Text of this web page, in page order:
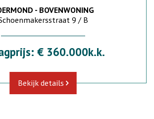
- BOVENWONING
9 / B
€ 360.000k.k.
Bekijk details